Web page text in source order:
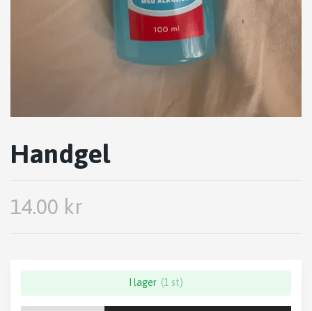
Handgel
14.00 kr
I lager (1 st)